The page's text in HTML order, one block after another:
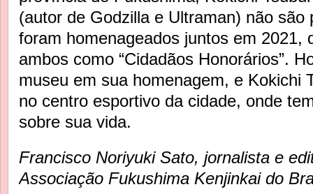
(autor de Godzilla e Ultraman) não são
foram homenageados juntos em 2021,
ambos como “Cidadãos Honorários”.
museu em sua homenagem, e Kokichi
no centro esportivo da cidade, onde
sobre sua vida.
Francisco Noriyuki Sato, jornalista e
Associação Fukushima Kenjinkai do